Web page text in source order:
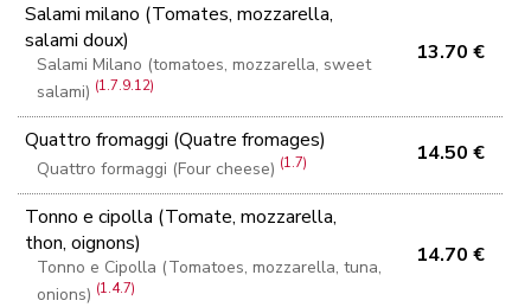
Salami milano (Tomates, mozzarella,
salami doux)
Salami Milano (tomatoes, mozzarella, sweet
salami) (1.7.9.12)
13.70 €
Quattro fromaggi (Quatre fromages)
Quattro formaggi (Four cheese) (1.7) 14.50 €
Tonno e cipolla (Tomate, mozzarella,
thon, oignons)
Tonno e Cipolla (Tomatoes, mozzarella, tuna,
onions) (1.4.7)
14.70 €